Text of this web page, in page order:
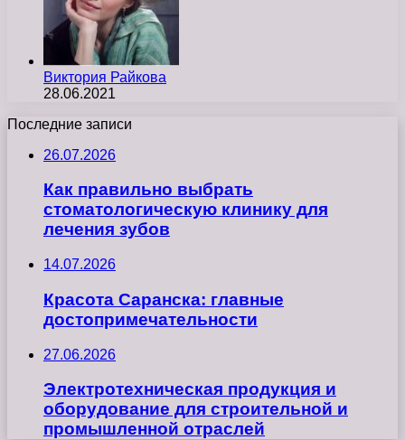
Виктория Райкова
28.06.2021
Последние записи
26.07.2026
Как правильно выбрать
стоматологическую клинику для
лечения зубов
14.07.2026
Красота Саранска: главные
достопримечательности
27.06.2026
Электротехническая продукция и
оборудование для строительной и
промышленной отраслей